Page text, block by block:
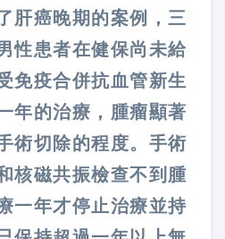
肝癌晚期的案例，三
性患者在健保尚未給
免疫合併抗血管新生
年的治療，腫瘤顯著
術切除的程度。手術
核磁共振檢查不到腫
一年才停止治療並持